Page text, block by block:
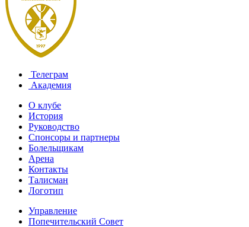
Телеграм
Академия
О клубе
История
Руководство
Спонсоры и партнеры
Болельщикам
Арена
Контакты
Талисман
Логотип
Управление
Попечительский Совет